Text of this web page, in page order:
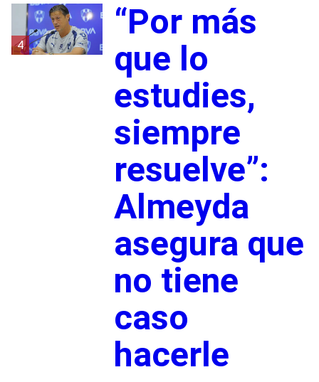
4
“Por más
que lo
estudies,
siempre
resuelve”:
Almeyda
asegura que
no tiene
caso
hacerle